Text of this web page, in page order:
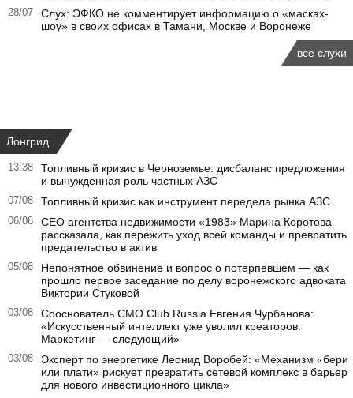
28/07
Слух: ЭФКО не комментирует информацию о «масках-
шоу» в своих офисах в Тамани, Москве и Воронеже
все слухи
Лонгрид
13:38
Топливный кризис в Черноземье: дисбаланс предложения
и вынужденная роль частных АЗС
07/08 Топливный кризис как инструмент передела рынка АЗС
06/08
CEO агентства недвижимости «1983» Марина Коротова
рассказала, как пережить уход всей команды и превратить
предательство в актив
05/08
Непонятное обвинение и вопрос о потерпевшем — как
прошло первое заседание по делу воронежского адвоката
Виктории Стуковой
03/08
Сооснователь CMO Club Russia Евгения Чурбанова:
«Искусственный интеллект уже уволил креаторов.
Маркетинг — следующий»
03/08
Эксперт по энергетике Леонид Воробей: «Механизм «бери
или плати» рискует превратить сетевой комплекс в барьер
для нового инвестиционного цикла»